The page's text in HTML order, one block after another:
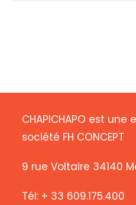
CHAPICHAPO est
société FH CONCEPT
9 rue Voltaire 34140
Tél: + 33 609.175.400